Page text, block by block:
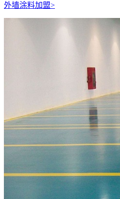
外墙涂料加盟>